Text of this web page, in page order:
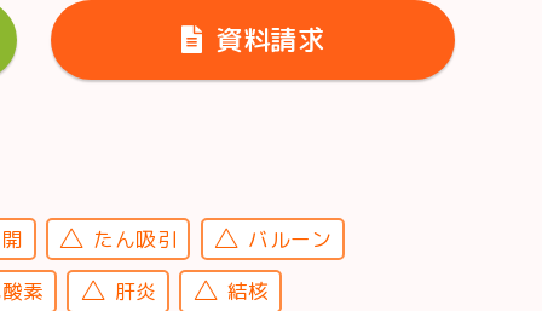
資料請求
たん吸引
バルーン
素
肝炎
結核